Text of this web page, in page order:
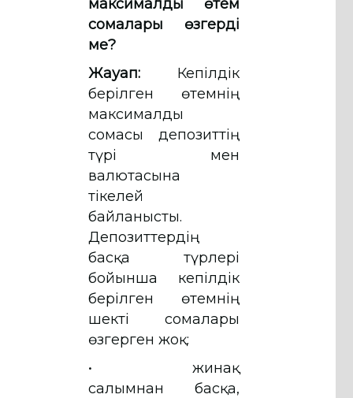
максималды өтем
сомалары өзгерді
ме?
Жауап: Кепілдік
берілген өтемнің
максималды
сомасы депозиттің
түрі мен
валютасына
тікелей
байланысты.
Депозиттердің
басқа түрлері
бойынша кепілдік
берілген өтемнің
шекті сомалары
өзгерген жоқ:
• жинақ
салымнан басқа,